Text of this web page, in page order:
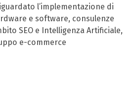
l’implementazione di
e software, consulenze
SEO e Intelligenza Artificiale,
e-commerce